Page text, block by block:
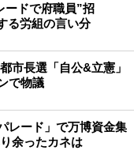
ードで府職員”招
る労組の言い分
市長選「自公&立憲」
で物議
レード」で万博資金集
余ったカネは